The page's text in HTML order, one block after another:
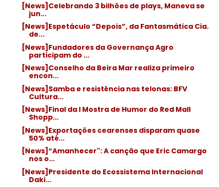
[News]Celebrando 3 bilhões de plays, Maneva se
jun...
[News]Espetáculo “Depois”, da Fantasmática Cia.
de...
[News]Fundadores da Governança Agro
participam do ...
[News]Conselho da Beira Mar realiza primeiro
encon...
[News]Samba e resistência nas telonas: BFV
Cultura...
[News]Final da I Mostra de Humor do Red Mall
Shopp...
[News]Exportações cearenses disparam quase
50% até...
[News]“Amanhecer": A canção que Eric Camargo
nos o...
[News]Presidente do Ecossistema Internacional
Daki...